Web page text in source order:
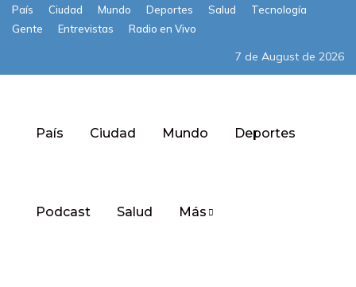
País Ciudad Mundo Deportes Salud
Tecnología
Gente
Entrevistas Radio en Vivo
7 de August de 2026
País Ciudad Mundo Deportes
Podcast Salud Más